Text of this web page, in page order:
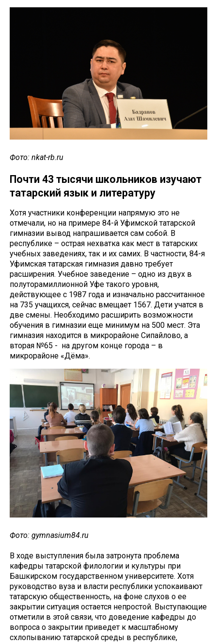
Фото: nkat-rb.ru
Почти 43 тысячи школьников изучают
татарский язык и литературу
Хотя участники конференции напрямую это не
отмечали, но на примере 84-й Уфимской татарской
гимназии вывод напрашивается сам собой. В
республике – острая нехватка как мест в татарских
учебных заведениях, так и их самих. В частности, 84-я
Уфимская татарская гимназия давно требует
расширения. Учебное заведение – одно из двух в
полуторамиллионной Уфе такого уровня,
действующее с 1987 года и изначально рассчитанное
на 735 учащихся, сейчас вмещает 1567. Дети учатся в
две смены. Необходимо расширить возможности
обучения в гимназии еще минимум на 500 мест. Эта
гимназия находится в микрорайоне Сипайлово, а
вторая №65 - на другом конце города – в
микрорайоне «Дёма».
Фото: gymnasium84.ru
В ходе выступления была затронута проблема
кафедры татарской филологии и культуры при
Башкирском государственном университете. Хотя
руководство вуза и власти республики успокаивают
татарскую общественность, на фоне слухов о ее
закрытии ситуация остается непростой. Выступающие
отметили в этой связи, что доведение кафедры до
вопроса о закрытии приведет к масштабному
схлопыванию татарской среды в республике,